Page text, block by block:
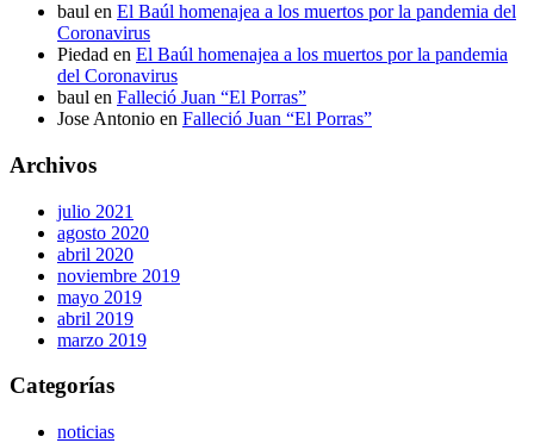
baul en El Baúl homenajea a los muertos por la pandemia del
Coronavirus
Piedad en El Baúl homenajea a los muertos por la pandemia
del Coronavirus
baul en Falleció Juan “El Porras”
Jose Antonio en Falleció Juan “El Porras”
Archivos
julio 2021
agosto 2020
abril 2020
noviembre 2019
mayo 2019
abril 2019
marzo 2019
Categorías
noticias